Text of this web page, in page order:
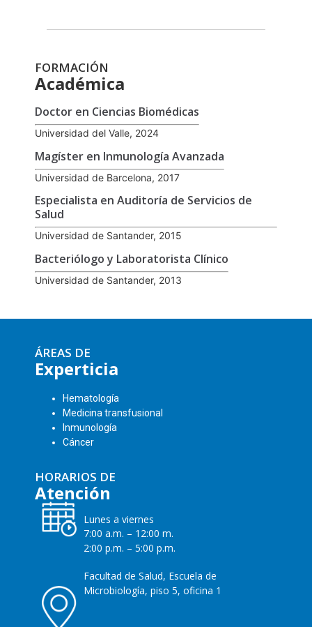
FORMACIÓN
Académica
Doctor en Ciencias Biomédicas
Universidad del Valle, 2024
Magíster en Inmunología Avanzada
Universidad de Barcelona, 2017
Especialista en Auditoría de Servicios de
Salud
Universidad de Santander, 2015
Bacteriólogo y Laboratorista Clínico
Universidad de Santander, 2013
ÁREAS DE
Experticia
Hematología
Medicina transfusional
Inmunología
Cáncer
HORARIOS DE
Atención
Lunes a viernes
7:00 a.m. – 12:00 m.
2:00 p.m. – 5:00 p.m.
Facultad de Salud, Escuela de
Microbiología, piso 5, oficina 1